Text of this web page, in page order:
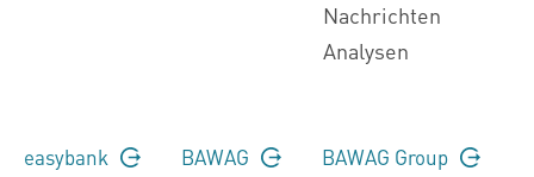
Nachrichten
Analysen
easybank BAWAG BAWAG Group